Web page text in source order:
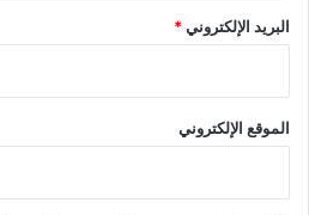
البريد الإلكتروني*
الموقع الإلكتروني